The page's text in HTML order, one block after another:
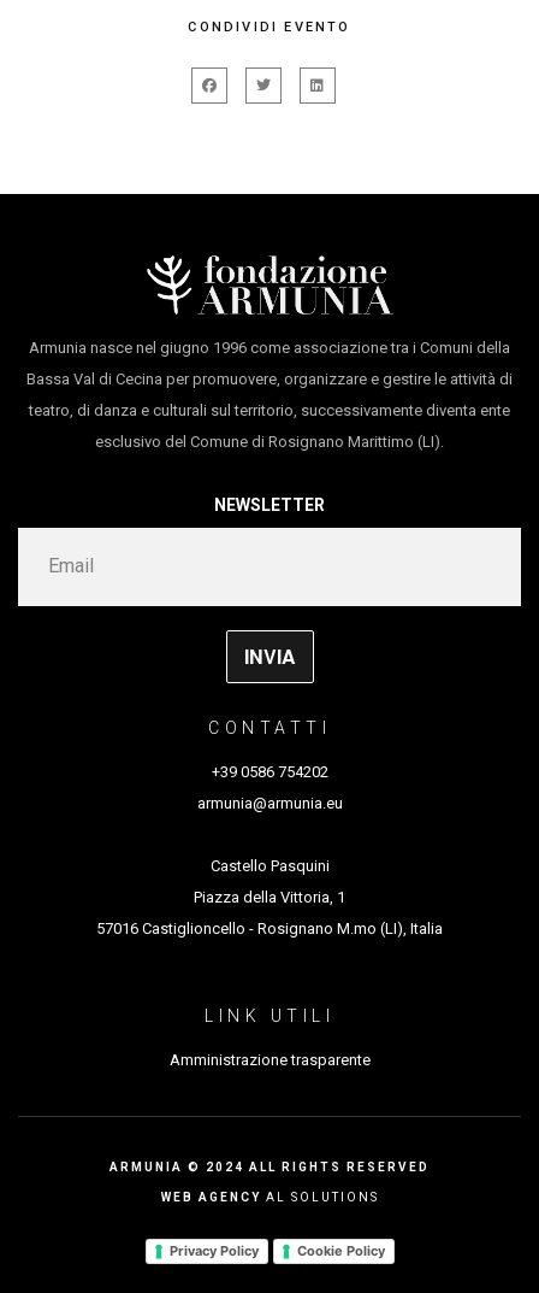
CONDIVIDI EVENTO
Armunia nasce nel giugno 1996 come associazione tra i Comuni della
Bassa Val di Cecina per promuovere, organizzare e gestire le attività di
teatro, di danza e culturali sul territorio, successivamente diventa ente
esclusivo del Comune di Rosignano Marittimo (LI).
NEWSLETTER
CONTATTI
+39 0586 754202
armunia@armunia.eu
Castello Pasquini
Piazza della Vittoria, 1
57016 Castiglioncello - Rosignano M.mo (LI), Italia
LINK UTILI
Amministrazione trasparente
ARMUNIA © 2024 ALL RIGHTS RESERVED
WEB AGENCY AL SOLUTIONS
Privacy Policy Cookie Policy